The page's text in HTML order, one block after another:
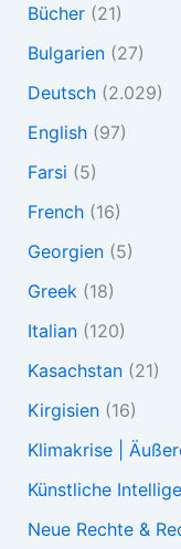
Bücher(21)
Bulgarien(27)
Deutsch(2.029)
English(97)
Farsi (5)
French(16)
Georgien(5)
Greek (18)
Italian(120)
Kasachstan(21)
Kirgisien(16)
Klimakrise |
Künstliche
Neue Rechte &